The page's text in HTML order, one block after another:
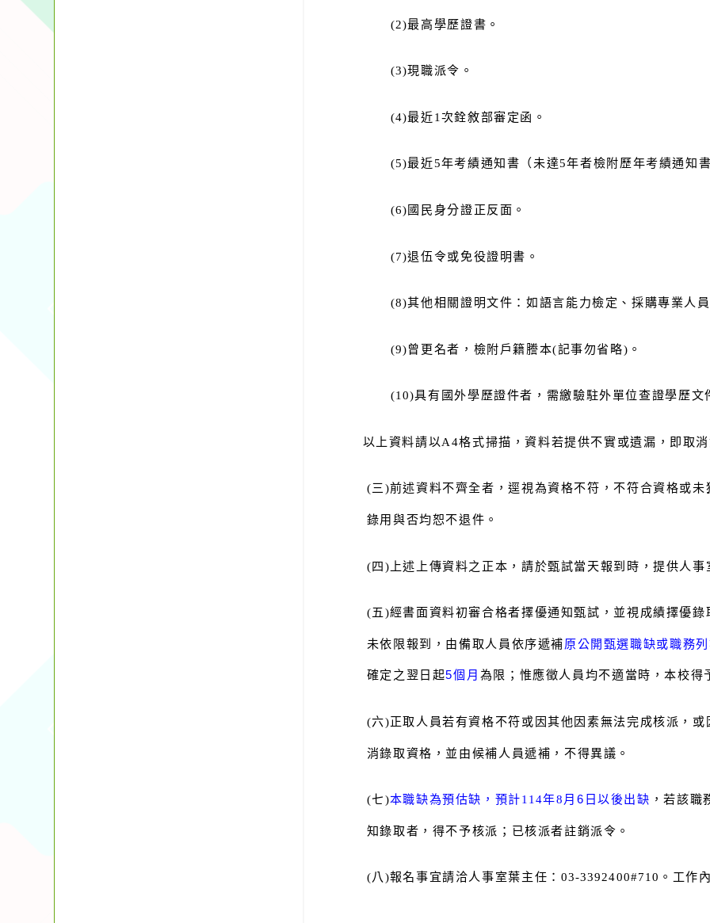
(2)最高學歷證書。
(3)現職派令。
(4)最近1次銓敘部審定函。
(5)最近5年考績通知書（未達5年者檢附歷年考績通知書
(6) 國民身分證正反面。
(7)退伍令或免役證明書。
(8)其他相關證明文件：如語言能力檢定、採購專業人
(9)曾更名者，檢附戶籍謄本(記事勿省略) 。
(10)具有國外學歷證件者，需繳驗駐外單位查證學歷文
以上資料請以A4格式掃描，資料若提供不實或遺漏，即取
(三)前述資料不齊全者，逕視為資格不符，不符合資格或
錄用與否均恕不退件。
(四)上述上傳資料之正本，請於甄試當天報到時，提供人事
(五)經書面資料初審合格者擇優通知甄試，並視成績擇優錄
未依限報到，由備取人員依序遞補原公開甄選職缺或職務
確定之翌日起5個月 為限；惟應徵人員均不適當時，本校得
(六)正取人員若有資格不符或因其他因素無法完成核派，
消錄取資格，並由候補人員遞補，不得異議。
(七)本職缺為預估缺，預計114年8 月6日以後出缺 ，若該職
知錄取者，得不予核派；已核派者註銷派令。
(八)報名事宜請洽人事室葉主任：03-3392400#710 。工作